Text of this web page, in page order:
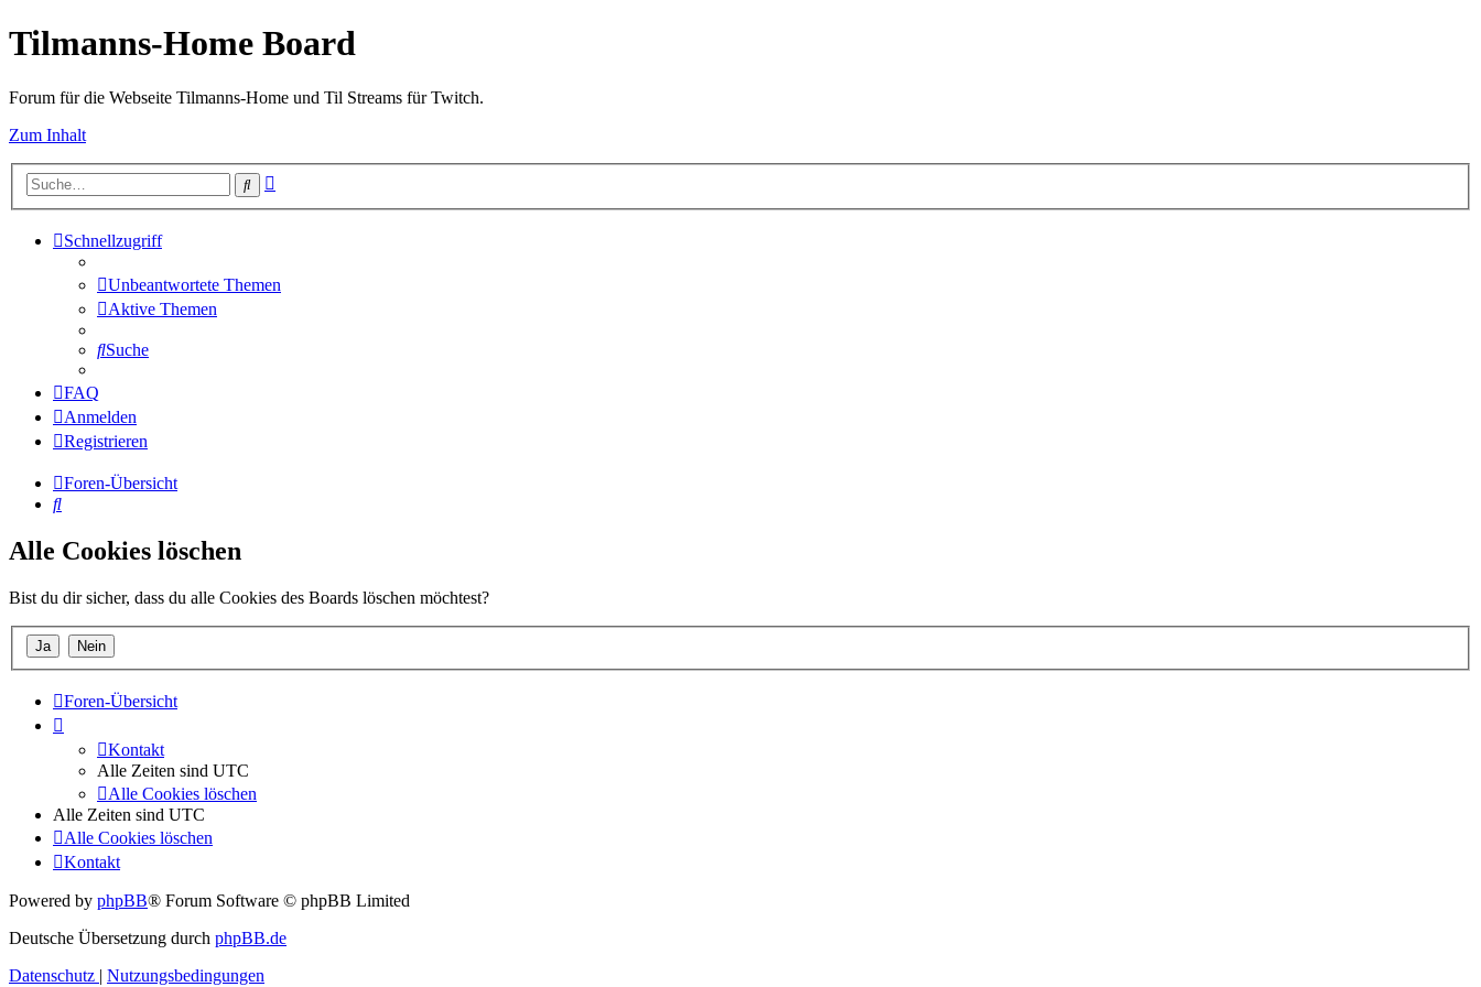
Tilmanns-Home Board
Forum für die Webseite Tilmanns-Home und Til Streams für Twitch.
Zum Inhalt
Suche
Schnellzugriff
Unbeantwortete Themen
Aktive Themen
Suche
FAQ
Anmelden
Registrieren
Foren-Übersicht
Suche
Alle Cookies löschen
Bist du dir sicher, dass du alle Cookies des Boards löschen möchtest?
Foren-Übersicht
Kontakt
Alle Zeiten sind UTC
Alle Cookies löschen
Alle Zeiten sind UTC
Alle Cookies löschen
Kontakt
Powered by phpBB® Forum Software © phpBB Limited
Deutsche Übersetzung durch phpBB.de
Datenschutz | Nutzungsbedingungen